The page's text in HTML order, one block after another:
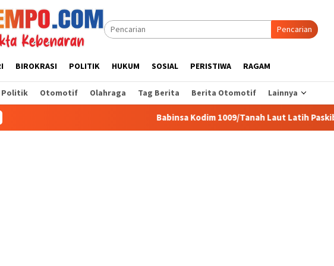
Pencarian
BIROKRASI POLITIK HUKUM SOSIAL PERISTIWA RAGAM
Politik Otomotif Olahraga Tag Berita Berita Otomotif Lainnya
Babinsa Kodim 1009/Tanah Laut Latih Paskibra di Wilayah